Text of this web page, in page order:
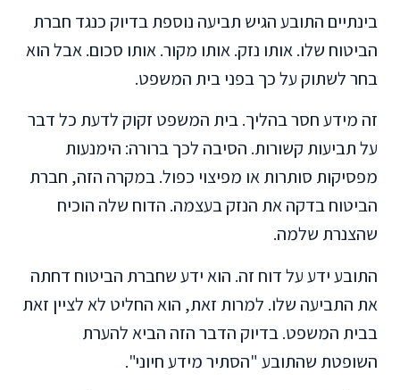
בינתיים התובע הגיש תביעה נוספת בדיוק כנגד חברת
הביטוח שלו. אותו נזק. אותו מקור. אותו סכום. אבל הוא
בחר לשתוק על כך בפני בית המשפט.
זה מידע חסר בהליך. בית המשפט זקוק לדעת כל דבר
על תביעות קשורות. הסיבה לכך ברורה: הימנעות
מפסיקות סותרות או מפיצוי כפול. במקרה הזה, חברת
הביטוח בדקה את הנזק בעצמה. הדוח שלה הוכיח
שהצנרת שלמה.
התובע ידע על דוח זה. הוא ידע שחברת הביטוח דחתה
את התביעה שלו. למרות זאת, הוא החליט לא לציין זאת
בבית המשפט. בדיוק הדבר הזה הביא להערת
השופטת שהתובע "הסתיר מידע חיוני".